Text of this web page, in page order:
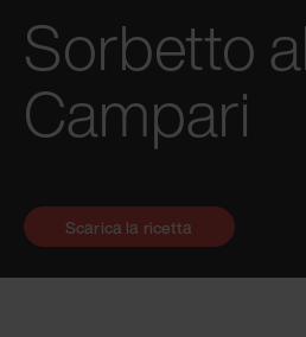
Sorbetto
Campari
Scarica la ricetta